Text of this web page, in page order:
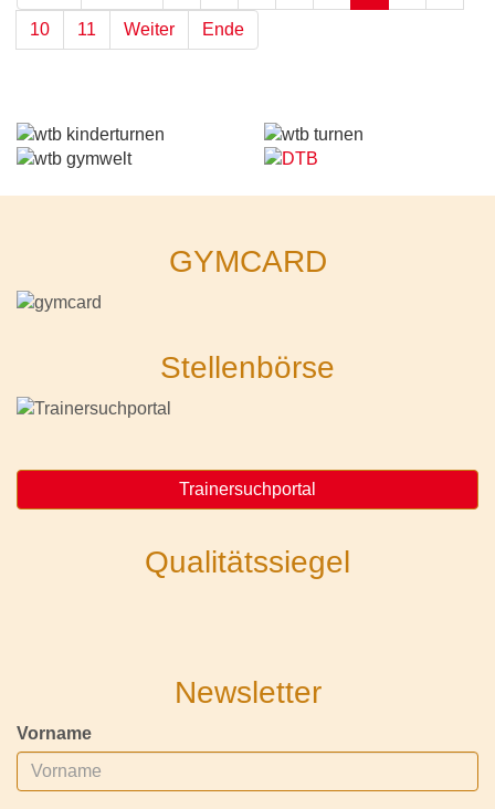
10 11 Weiter Ende
GYMCARD
Stellenbörse
Trainersuchportal
Qualitätssiegel
Newsletter
Vorname